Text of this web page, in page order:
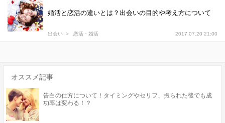
婚活と恋活の違いとは？出会いの目的や考え方について
出会い 恋活・婚活 2017.07.20 21:00
オススメ記事
告白の仕方について！タイミングやセリフ、振られた後でも成
功率は変わる！？